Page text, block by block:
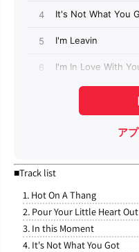
■Track list
1. Hot On A Thang
2. Pour Your Little Heart Out
3. In this Moment
4. It's Not What You Got